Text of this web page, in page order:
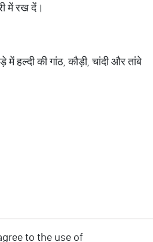
में रख दें।
हल्दी की गांठ, कौड़ी, चांदी और तांबे
to the use of